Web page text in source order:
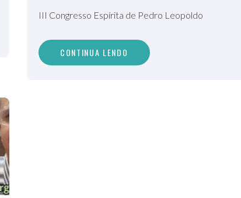
III Congresso Espírita de Pedro Leopoldo
CONTINUA LENDO